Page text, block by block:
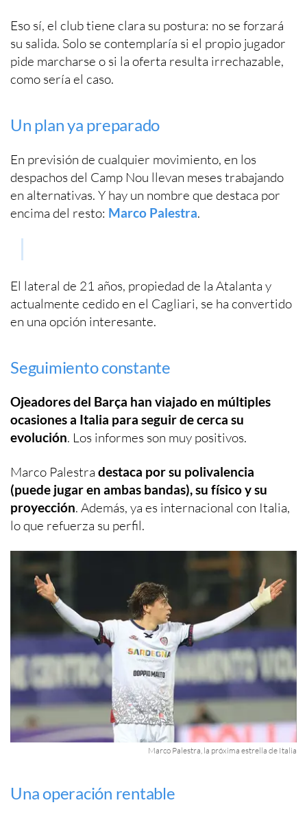
Eso sí, el club tiene clara su postura: no se forzará
su salida. Solo se contemplaría si el propio jugador
pide marcharse o si la oferta resulta irrechazable,
como sería el caso.
Un plan ya preparado
En previsión de cualquier movimiento, en los
despachos del Camp Nou llevan meses trabajando
en alternativas. Y hay un nombre que destaca por
encima del resto: Marco Palestra.
El lateral de 21 años, propiedad de la Atalanta y
actualmente cedido en el Cagliari, se ha convertido
en una opción interesante.
Seguimiento constante
Ojeadores del Barça han viajado en múltiples
ocasiones a Italia para seguir de cerca su
evolución. Los informes son muy positivos.
Marco Palestra destaca por su polivalencia
(puede jugar en ambas bandas), su físico y su
proyección. Además, ya es internacional con Italia,
lo que refuerza su perfil.
Marco Palestra, la próxima estrella de Italia
Una operación rentable